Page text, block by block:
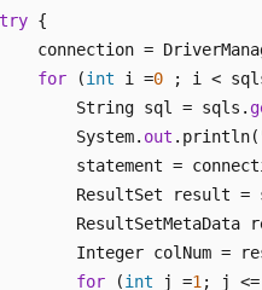
try {
connection =
for (int i =0 ; i <
String sql = sqls.
System.
out .println(
statement =
ResultSet result =
ResultSetMetaData
Integer colNum =
for (int j =1 ; j <=